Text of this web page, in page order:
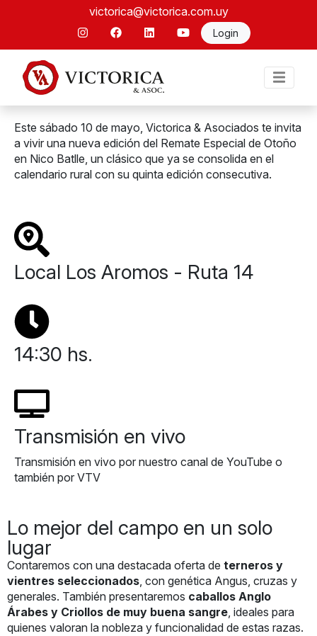
victorica@victorica.com.uy
Login
Este sábado 10 de mayo, Victorica & Asociados te invita
a vivir una nueva edición del Remate Especial de Otoño
en Nico Batlle, un clásico que ya se consolida en el
calendario rural con su quinta edición consecutiva.
Local Los Aromos - Ruta 14
14:30 hs.
Transmisión en vivo
Transmisión en vivo por nuestro canal de YouTube o
también por VTV
Lo mejor del campo en un solo
lugar
Contaremos con una destacada oferta de terneros y
vientres seleccionados, con genética Angus, cruzas y
generales. También presentaremos caballos Anglo
Árabes y Criollos de muy buena sangre, ideales para
quienes valoran la nobleza y funcionalidad de estas razas.